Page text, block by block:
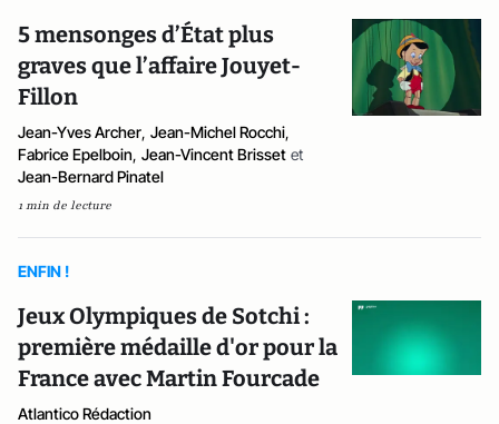
5 mensonges d’État plus
graves que l’affaire Jouyet-
Fillon
Jean-Yves Archer, Jean-Michel Rocchi,
Fabrice Epelboin, Jean-Vincent Brisset et
Jean-Bernard Pinatel
1 min de lecture
ENFIN !
Jeux Olympiques de Sotchi :
première médaille d'or pour la
France avec Martin Fourcade
Atlantico Rédaction